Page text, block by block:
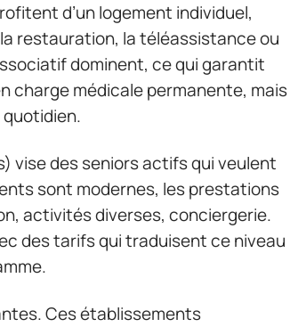
d’un logement individuel,
restauration, la téléassistance ou
dominent, ce qui garantit
charge médicale permanente, mais
vise des seniors actifs qui veulent
sont modernes, les prestations
activités diverses, conciergerie.
des tarifs qui traduisent ce niveau
Ces établissements